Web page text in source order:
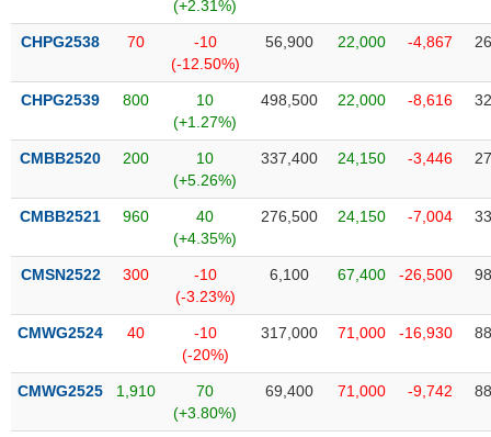
(+2.31%)
CHPG2538 70
-10
(-12.50%)
56,900 22,000 -4,867
CHPG2539 800
10
(+1.27%)
498,500 22,000 -8,616
CMBB2520 200
10
(+5.26%)
337,400 24,150 -3,446
CMBB2521 960
40
(+4.35%)
276,500 24,150 -7,004
CMSN2522 300
-10
(-3.23%)
6,100 67,400 -26,500
CMWG2524 40
-10
(-20%)
317,000 71,000 -16,930
CMWG2525 1,910
70
(+3.80%)
69,400 71,000 -9,742
CÔNG
THÔNG
TIN
DỊCH
TIỆN